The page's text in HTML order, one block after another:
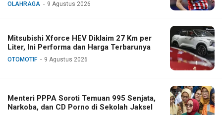
OLAHRAGA 9 Agustus 2026
Mitsubishi Xforce HEV Diklaim 27 Km per
Liter, Ini Performa dan Harga Terbarunya
OTOMOTIF 9 Agustus 2026
Menteri PPPA Soroti Temuan 995 Senjata,
Narkoba, dan CD Porno di Sekolah Jaksel